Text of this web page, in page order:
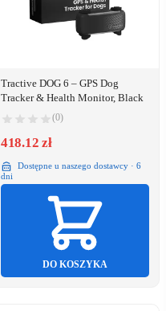
Tractive DOG 6 – GPS Dog
Tracker & Health Monitor, Black
(0)
418.12 zł
Dostępne u naszego dostawcy · 6
dni
DO KOSZYKA